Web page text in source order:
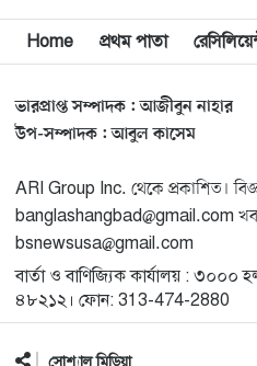
বিশ্বজুড়ে কূটনৈতিক
যুক্তরাষ্ট্র
১২
মিশিগানে ফ্রেন্ডস এন্ড
১৩
মিশিগানে ডেমোক্র্যাটদের
কেন এত মরিয়া
১৪
মুনা দাওয়াহ কনফারেন্স
১৫
Home প্রথম পাতা
ভারপ্রাপ্ত সম্পাদক : আজীবুন নাহার
উপ-সম্পাদক : আবুল কাসেম
ARI Group Inc. থেকে প্রকাশিত।
banglashangbad@gmail.com
bsnewsusa@gmail.com
বার্তা ও বাণিজ্যিক কার্যালয় : ৩০০০
৪৮২১২। ফোন: 313-474-2880
সোশ্যাল মিডিয়া